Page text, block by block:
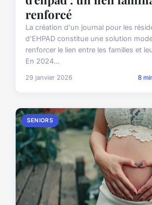
renforcé
La création d'un journal pour les
d'EHPAD constitue une solution
renforcer le lien entre les familles et
En 2024...
29 janvier 2026 8
SENIORS